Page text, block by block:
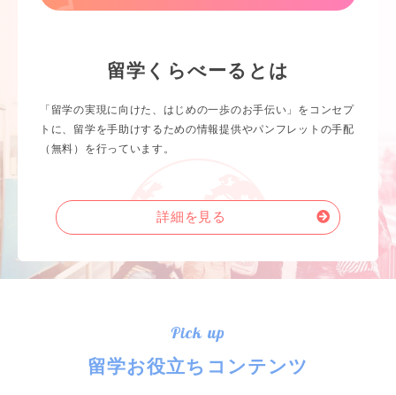
留学くらべーるとは
「留学の実現に向けた、はじめの一歩のお手伝い」をコンセプ
トに、留学を手助けするための情報提供やパンフレットの手配
（無料）を行っています。
詳細を見る
Pick up
留学お役立ちコンテンツ